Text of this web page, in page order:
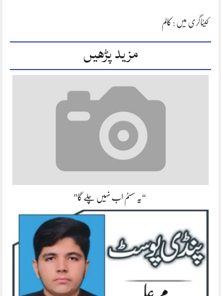
کیٹاگری میں : کالم
مزید پڑھیں
“یہ سسٹم اب نہیں چلے گا”